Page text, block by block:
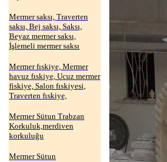
Mermer saksı, Traverten
saksı, Bej saksı, Saksı,
Beyaz mermer saksı,
İşlemeli mermer saksı
Mermer fıskiye, Mermer
havuz fıskiye, Ucuz mermer
fiskiye, Salon fıskiyesi,
Traverten fıskiye,
Mermer Sütun Trabzan
Korkuluk,merdiven
korkuluğu
Mermer Sütun